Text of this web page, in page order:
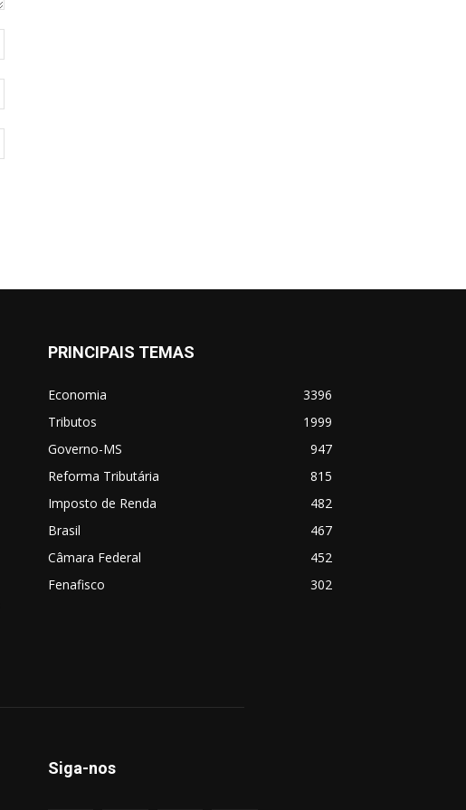
PRINCIPAIS TEMAS
Economia
3396
Tributos
1999
Governo-MS
947
Reforma Tributária
815
Imposto de Renda
482
Brasil
467
Câmara Federal
452
Fenafisco
302
Siga-nos